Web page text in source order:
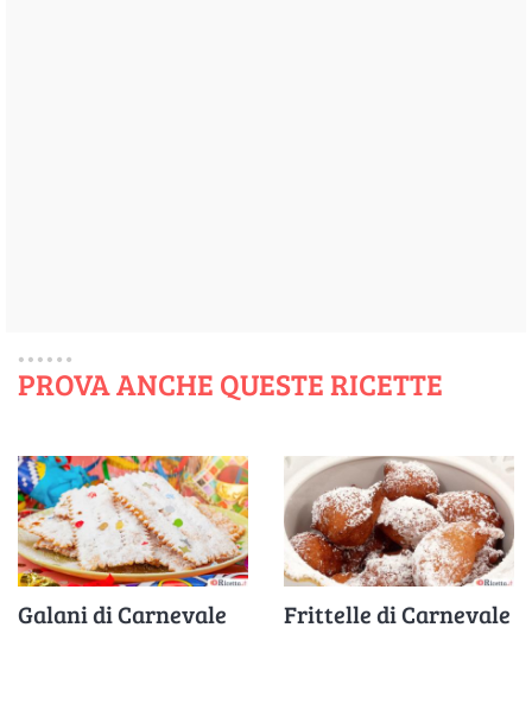
PROVA ANCHE QUESTE RICETTE
Galani di Carnevale Frittelle di Carnevale